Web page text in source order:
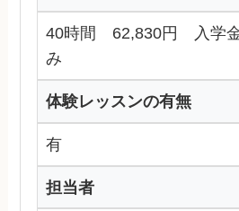
40時間 62,830円 入学金
み
体験レッスンの有無
有
担当者